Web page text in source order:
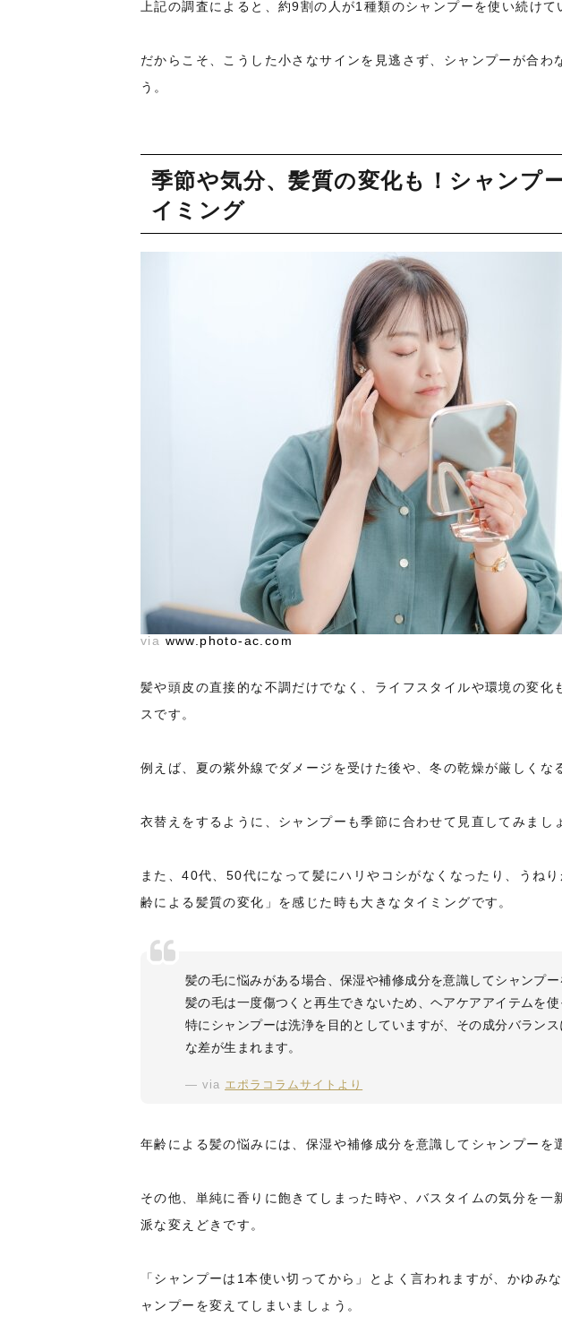
上記の調査によると、約9割の人が1種類のシャンプーを使い続けて
だからこそ、こうした小さなサインを見逃さず、シャンプーが合わ
う。
季節や気分、髪質の変化も！シャンプ
イミング
via www.photo-ac.com
髪や頭皮の直接的な不調だけでなく、ライフスタイルや環境の変化
スです。
例えば、夏の紫外線でダメージを受けた後や、冬の乾燥が厳しくな
衣替えをするように、シャンプーも季節に合わせて見直してみまし
また、40代、50代になって髪にハリやコシがなくなったり、うね
齢による髪質の変化」を感じた時も大きなタイミングです。
髪の毛に悩みがある場合、保湿や補修成分を意識してシャンプー
髪の毛は一度傷つくと再生できないため、ヘアケアアイテムを使
特にシャンプーは洗浄を目的としていますが、その成分バラン
な差が生まれます。
via エポラコラムサイトより
年齢による髪の悩みには、保湿や補修成分を意識してシャンプーを
その他、単純に香りに飽きてしまった時や、バスタイムの気分を一
派な変えどきです。
「シャンプーは1本使い切ってから」とよく言われますが、かゆみ
ャンプーを変えてしまいましょう。